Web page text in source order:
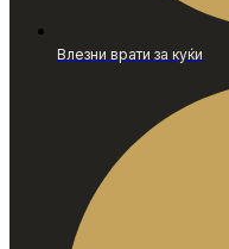
Влезни врати за куќи